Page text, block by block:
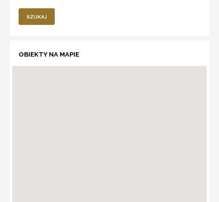
SZUKAJ
OBIEKTY NA MAPIE